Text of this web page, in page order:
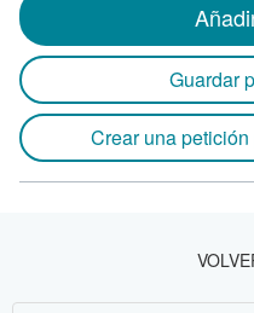
Guardar
Crear una